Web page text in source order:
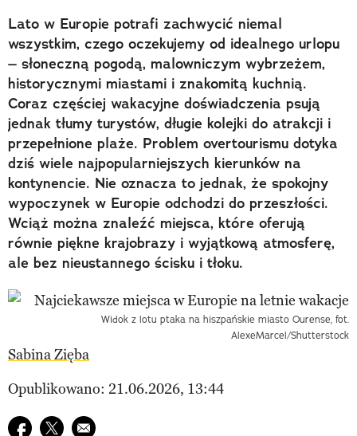
Lato w Europie potrafi zachwycić niemal
wszystkim, czego oczekujemy od idealnego urlopu
– słoneczną pogodą, malowniczym wybrzeżem,
historycznymi miastami i znakomitą kuchnią.
Coraz częściej wakacyjne doświadczenia psują
jednak tłumy turystów, długie kolejki do atrakcji i
przepełnione plaże. Problem overtourismu dotyka
dziś wiele najpopularniejszych kierunków na
kontynencie. Nie oznacza to jednak, że spokojny
wypoczynek w Europie odchodzi do przeszłości.
Wciąż można znaleźć miejsca, które oferują
równie piękne krajobrazy i wyjątkową atmosferę,
ale bez nieustannego ścisku i tłoku.
Widok z lotu ptaka na hiszpańskie miasto Ourense, fot.
AlexeMarcel/Shutterstock
Sabina Zięba
Opublikowano: 21.06.2026, 13:44
Udostępnij na facebook
Udostępnij na twitter
E-mail do przyjaciela